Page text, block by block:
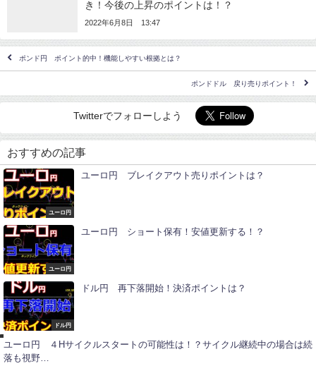
き！今後の上昇のポイントは！？
2022年6月8日 13:47
ポンド円 ポイント的中！機能しやすい根拠とは？
ポンドドル 戻り売りポイント！
Twitterでフォローしよう
おすすめの記事
ユーロ円
ユーロ円 ブレイクアウト売りポイントは？
ユーロ円
ユーロ円 ショート保有！安値更新する！？
ドル円
ドル円 再下落開始！決済ポイントは？
ユーロ円 ４Hサイクルスタートの可能性は！？サイクル継続中の場合は続
落も視野…